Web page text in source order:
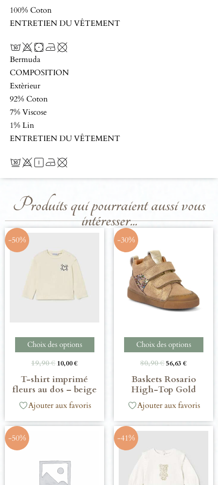
100% Coton
ENTRETIEN DU VÊTEMENT
Bermuda
COMPOSITION
Extèrieur
92% Coton
7% Viscose
1% Lin
ENTRETIEN DU VÊTEMENT
Produits qui pourraient aussi vous
intéresser...
-50%
Choix des options
19,90€ 10,00€
T-shirt imprimé
fleurs au dos – beige
Ajouter aux favoris
-30%
Choix des options
80,90€56,63 €
Baskets Rosario
High-Top Gold
Ajouter aux favoris
-50% -41%